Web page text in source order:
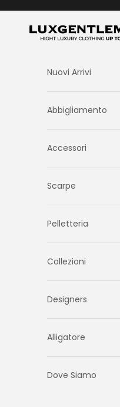
LuxGentleman.com
Nuovi Arrivi
Abbigliamento
Accessori
Scarpe
Pelletteria
Collezioni
Designers
Alligatore
Dove Siamo